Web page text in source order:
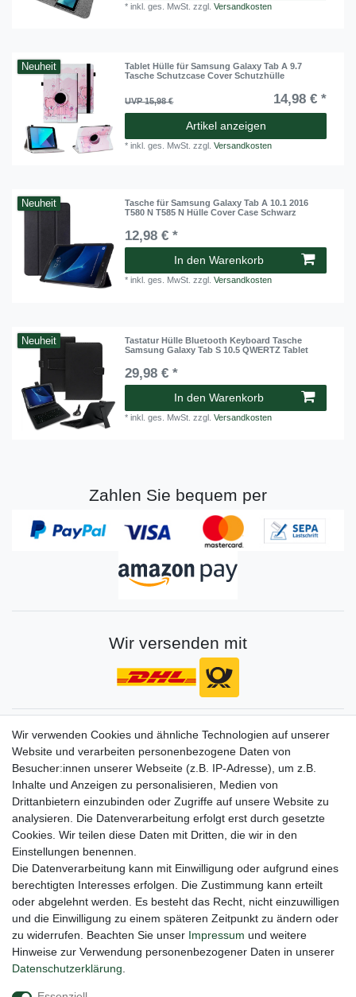
*inkl. ges. MwSt. zzgl.Versandkosten
Neuheit
Tablet Hülle für Samsung Galaxy Tab A 9.7
Tasche Schutzcase Cover Schutzhülle
UVP 15,98 € 14,98 € *
Artikel anzeigen
*inkl. ges. MwSt. zzgl.Versandkosten
Neuheit
Tasche für Samsung Galaxy Tab A 10.1 2016
T580 N T585 N Hülle Cover Case Schwarz
12,98 € *
In den Warenkorb
*inkl. ges. MwSt. zzgl.Versandkosten
Neuheit
Tastatur Hülle Bluetooth Keyboard Tasche
Samsung Galaxy Tab S 10.5 QWERTZ Tablet
29,98 € *
In den Warenkorb
*inkl. ges. MwSt. zzgl.Versandkosten
Zahlen Sie bequem per
Wir versenden mit
Gerne halten wir sie auf dem Laufenden
VORNAME NACHNAME
E-MAIL **
Newsletter
Honig
Hiermit bestätige ich, dass ich dieDaten­schutz­erklärunggelesen habe. Meine
Einwilligung kann ich jederzeit widerrufen.**
Abonnieren
** Hierbei handelt es sich um ein Pflichtfeld.
Impressum
Wir verwenden Cookies und ähnliche Technologien auf unserer
Website und verarbeiten personenbezogene Daten von
Besucher:innen unserer Webseite (z.B. IP-Adresse), um z.B.
Inhalte und Anzeigen zu personalisieren, Medien von
Drittanbietern einzubinden oder Zugriffe auf unsere Website zu
analysieren. Die Datenverarbeitung erfolgt erst durch gesetzte
Cookies. Wir teilen diese Daten mit Dritten, die wir in den
Einstellungen benennen.
Die Datenverarbeitung kann mit Einwilligung oder aufgrund eines
berechtigten Interesses erfolgen. Die Zustimmung kann erteilt
oder abgelehnt werden. Es besteht das Recht, nicht einzuwilligen
und die Einwilligung zu einem späteren Zeitpunkt zu ändern oder
zu widerrufen. Beachten Sie unser Impressum und weitere
Hinweise zur Verwendung personenbezogener Daten in unserer
Daten­schutz­erklärung